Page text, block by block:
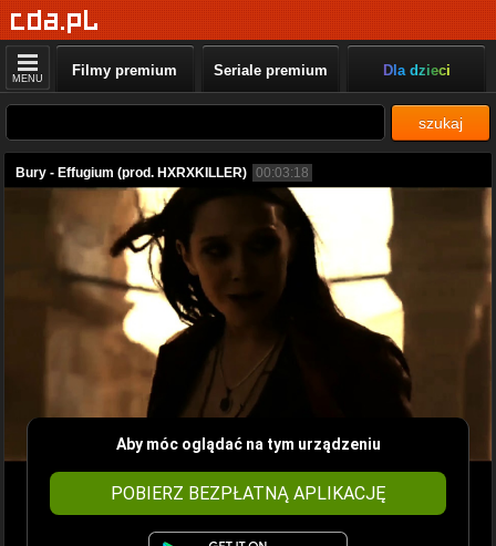
MENU Filmy premium Seriale premium Dla dzieci
szukaj
Bury - Effugium (prod. HXRXKILLER) 00:03:18
Aby móc oglądać na tym urządzeniu
POBIERZ BEZPŁATNĄ APLIKACJĘ